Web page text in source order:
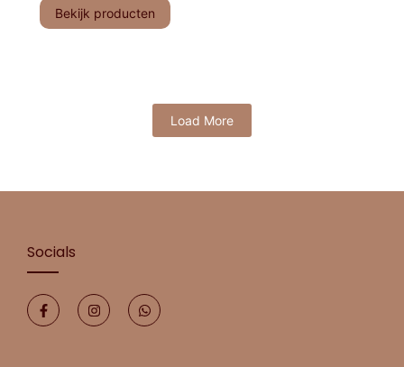
Bekijk producten
Load More
Socials